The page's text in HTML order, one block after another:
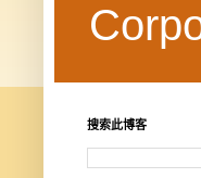
搜索此博客